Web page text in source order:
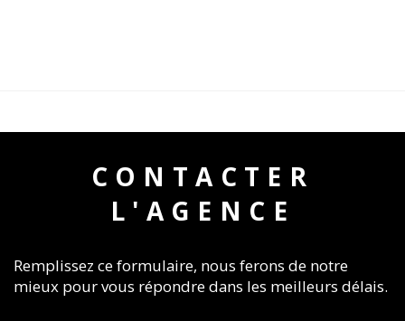
CONTACTER
L'AGENCE
Remplissez ce formulaire, nous ferons de notre
mieux pour vous répondre dans les meilleurs délais.